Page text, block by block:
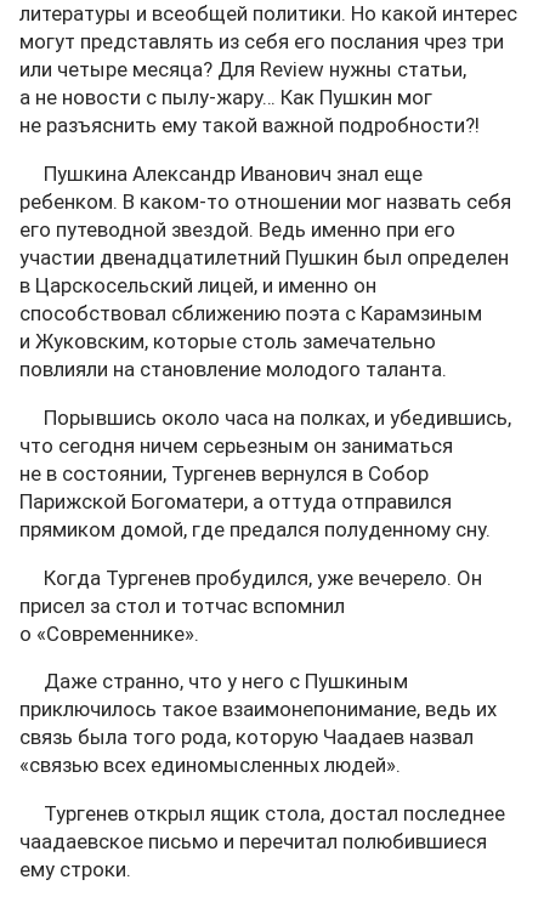
литературы и всеобщей политики. Но какой интерес
могут представлять из себя его послания чрез три
или четыре месяца? Для Review нужны статьи,
а не новости с пылу-жару… Как Пушкин мог
не разъяснить ему такой важной подробности?!
Пушкина Александр Иванович знал еще
ребенком. В каком-то отношении мог назвать себя
его путеводной звездой. Ведь именно при его
участии двенадцатилетний Пушкин был определен
в Царскосельский лицей, и именно он
способствовал сближению поэта с Карамзиным
и Жуковским, которые столь замечательно
повлияли на становление молодого таланта.
Порывшись около часа на полках, и убедившись,
что сегодня ничем серьезным он заниматься
не в состоянии, Тургенев вернулся в Собор
Парижской Богоматери, а оттуда отправился
прямиком домой, где предался полуденному сну.
Когда Тургенев пробудился, уже вечерело. Он
присел за стол и тотчас вспомнил
о «Современнике».
Даже странно, что у него с Пушкиным
приключилось такое взаимонепонимание, ведь их
связь была того рода, которую Чаадаев назвал
«связью всех единомысленных людей».
Тургенев открыл ящик стола, достал последнее
чаадаевское письмо и перечитал полюбившиеся
ему строки.